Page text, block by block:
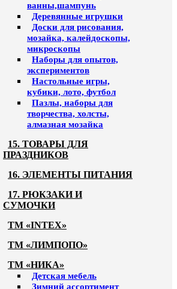
ванны,шампунь
Деревянные игрушки
Доски для рисования,
мозайка, калейдоскопы,
микроскопы
Наборы для опытов,
экспериментов
Настольные игры,
кубики, лото, футбол
Пазлы, наборы для
творчества, холсты,
алмазная мозайка
15. ТОВАРЫ ДЛЯ
ПРАЗДНИКОВ
16. ЭЛЕМЕНТЫ ПИТАНИЯ
17. РЮКЗАКИ И
СУМОЧКИ
ТМ «INTEX»
ТМ «ЛИМПОПО»
ТМ «НИКА»
Детская мебель
Зимний ассортимент